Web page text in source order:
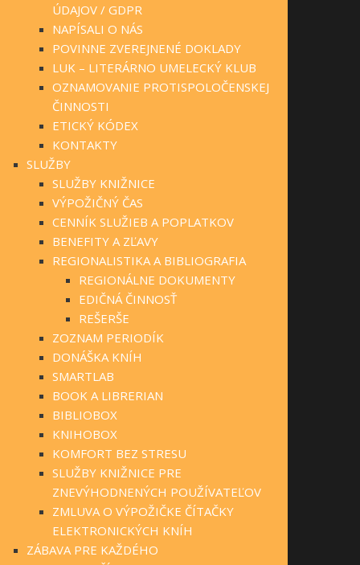
ÚDAJOV / GDPR
NAPÍSALI O NÁS
POVINNE ZVEREJNENÉ DOKLADY
LUK – LITERÁRNO UMELECKÝ KLUB
OZNAMOVANIE PROTISPOLOČENSKEJ
ČINNOSTI
ETICKÝ KÓDEX
KONTAKTY
SLUŽBY
SLUŽBY KNIŽNICE
VÝPOŽIČNÝ ČAS
CENNÍK SLUŽIEB A POPLATKOV
BENEFITY A ZĽAVY
REGIONALISTIKA A BIBLIOGRAFIA
REGIONÁLNE DOKUMENTY
EDIČNÁ ČINNOSŤ
REŠERŠE
ZOZNAM PERIODÍK
DONÁŠKA KNÍH
SMARTLAB
BOOK A LIBRERIAN
BIBLIOBOX
KNIHOBOX
KOMFORT BEZ STRESU
SLUŽBY KNIŽNICE PRE
ZNEVÝHODNENÝCH POUŽÍVATEĽOV
ZMLUVA O VÝPOŽIČKE ČÍTAČKY
ELEKTRONICKÝCH KNÍH
ZÁBAVA PRE KAŽDÉHO